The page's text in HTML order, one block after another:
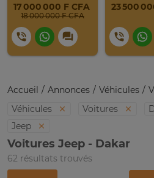
17 000 000 F CFA
18 000 000 F CFA
23 500
Accueil Annonces Véhicules
Véhicules
Voitures
Jeep
Voitures Jeep - Dakar
62 résultats trouvés